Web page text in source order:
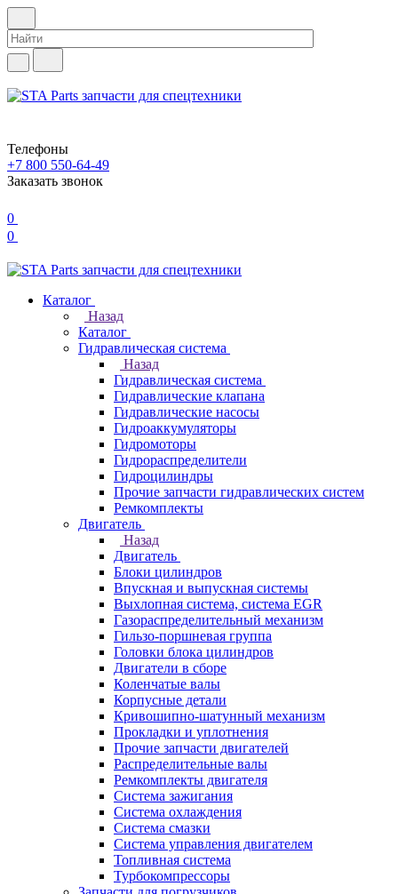
Телефоны
+7 800 550-64-49
Заказать звонок
0
0
Каталог
Назад
Каталог
Гидравлическая система
Назад
Гидравлическая система
Гидравлические клапана
Гидравлические насосы
Гидроаккумуляторы
Гидромоторы
Гидрораспределители
Гидроцилиндры
Прочие запчасти гидравлических систем
Ремкомплекты
Двигатель
Назад
Двигатель
Блоки цилиндров
Впускная и выпускная системы
Выхлопная система, система EGR
Газораспределительный механизм
Гильзо-поршневая группа
Головки блока цилиндров
Двигатели в сборе
Коленчатые валы
Корпусные детали
Кривошипно-шатунный механизм
Прокладки и уплотнения
Прочие запчасти двигателей
Распределительные валы
Ремкомплекты двигателя
Система зажигания
Система охлаждения
Система смазки
Система управления двигателем
Топливная система
Турбокомпрессоры